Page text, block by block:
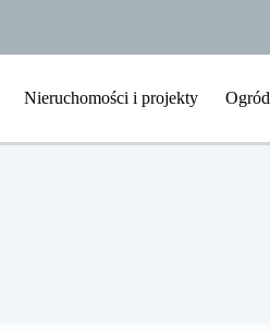
Nieruchomości i projekty Ogród